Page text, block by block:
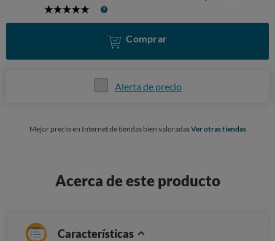
5
Comprar
Alerta de precio
Mejor precio en Internet de tiendas bien valoradasVer otras tiendas
Acerca de este producto
Características